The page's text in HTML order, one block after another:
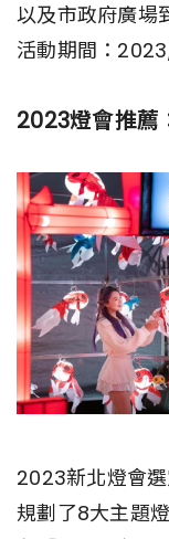
以及市政府廣場
活動期間：
2023燈會推薦
2023新北燈會
規劃了8大主題